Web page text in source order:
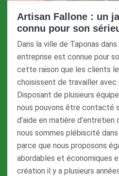
Artisan Fallone : un
connu pour son
Dans la ville de Taponas
entreprise est connue pour
cette raison que les clients
choisissent de travailler avec
Disposant de plusieurs
nous pouvons être contacté
d’aide en matière d’entretien
nous sommes plébiscité
parce que nous proposons
abordables et économiques
création il y a plusieurs